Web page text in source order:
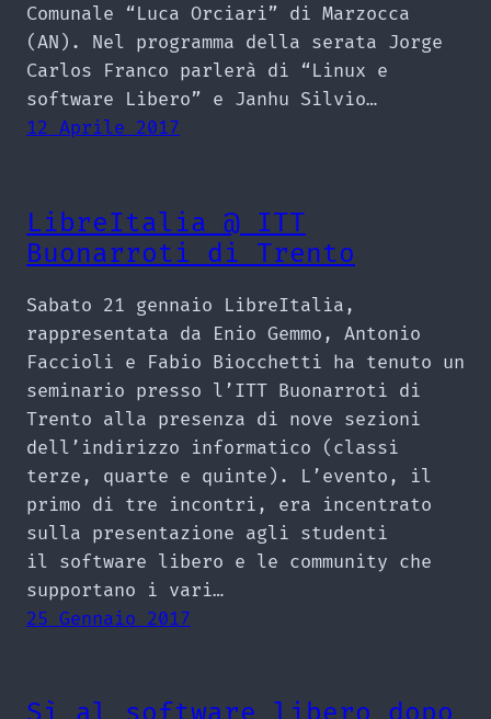
Comunale “Luca Orciari” di Marzocca
(AN). Nel programma della serata Jorge
Carlos Franco parlerà di “Linux e
software Libero” e Janhu Silvio…
12 Aprile 2017
LibreItalia @ ITT
Buonarroti di Trento
Sabato 21 gennaio LibreItalia,
rappresentata da Enio Gemmo, Antonio
Faccioli e Fabio Biocchetti ha tenuto un
seminario presso l’ITT Buonarroti di
Trento alla presenza di nove sezioni
dell’indirizzo informatico (classi
terze, quarte e quinte). L’evento, il
primo di tre incontri, era incentrato
sulla presentazione agli studenti
il software libero e le community che
supportano i vari…
25 Gennaio 2017